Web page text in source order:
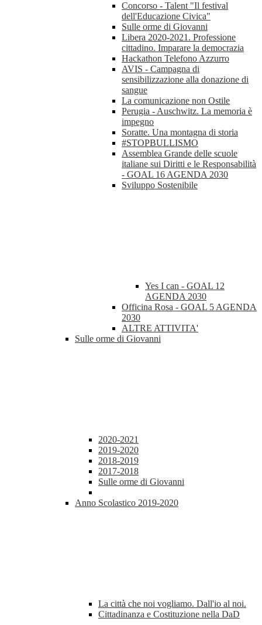
Concorso - Talent "Il festival
dell'Educazione Civica"
Sulle orme di Giovanni
Libera 2020-2021. Professione
cittadino. Imparare la democrazia
Hackathon Telefono Azzurro
AVIS - Campagna di
sensibilizzazione alla donazione di
sangue
La comunicazione non Ostile
Perugia - Auschwitz. La memoria è
impegno
Soratte. Una montagna di storia
#STOPBULLISMO
Assemblea Grande delle scuole
italiane sui Diritti e le Responsabilità
- GOAL 16 AGENDA 2030
Sviluppo Sostenibile
Yes I can - GOAL 12
AGENDA 2030
Officina Rosa - GOAL 5 AGENDA
2030
ALTRE ATTIVITA'
Sulle orme di Giovanni
2020-2021
2019-2020
2018-2019
2017-2018
Sulle orme di Giovanni
Anno Scolastico 2019-2020
La città che noi vogliamo. Dall'io al noi.
Cittadinanza e Costituzione nella DaD